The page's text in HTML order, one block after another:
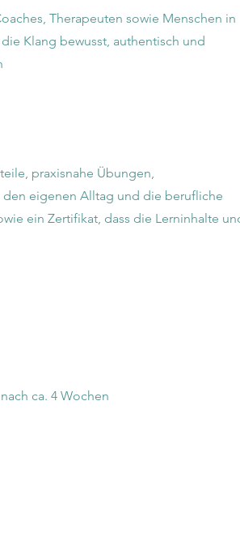
Therapeuten sowie Menschen in
Klang bewusst, authentisch und
praxisnahe Übungen,
eigenen Alltag und die berufliche
ein Zertifikat, dass die Lerninhalte
ca. 4 Wochen